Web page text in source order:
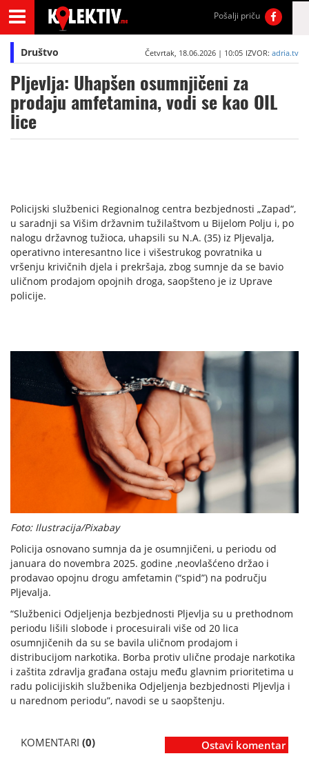
Pošalji priču
Društvo Četvrtak, 18.06.2026 | 10:05 IZVOR: adria.tv
Pljevlja: Uhapšen osumnjičeni za
prodaju amfetamina, vodi se kao OIL
lice
Policijski službenici Regionalnog centra bezbjednosti „Zapad“,
u saradnji sa Višim državnim tužilaštvom u Bijelom Polju i, po
nalogu državnog tužioca, uhapsili su N.A. (35) iz Pljevalja,
operativno interesantno lice i višestrukog povratnika u
vršenju krivičnih djela i prekršaja, zbog sumnje da se bavio
uličnom prodajom opojnih droga, saopšteno je iz Uprave
policije.
Foto: Ilustracija/Pixabay
Policija osnovano sumnja da je osumnjičeni, u periodu od
januara do novembra 2025. godine ,neovlašćeno držao i
prodavao opojnu drogu amfetamin (“spid”) na području
Pljevalja.
“Službenici Odjeljenja bezbjednosti Pljevlja su u prethodnom
periodu lišili slobode i procesuirali više od 20 lica
osumnjičenih da su se bavila uličnom prodajom i
distribucijom narkotika. Borba protiv ulične prodaje narkotika
i zaštita zdravlja građana ostaju među glavnim prioritetima u
radu policijiskih službenika Odjeljenja bezbjednosti Pljevlja i
u narednom periodu”, navodi se u saopštenju.
KOMENTARI (0) Ostavi komentar